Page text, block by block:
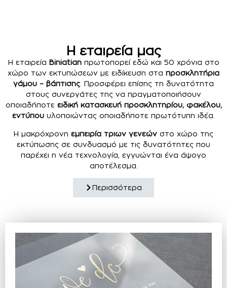
Η εταιρεία μας
Η εταιρεία Biniatianπρωτοπορεί εδώ και 50 χρόνια στο
χώρο των εκτυπώσεων με ειδίκευση στα προσκλητήρια
γάμου – βάπτισης . Προσφέρει επίσης τη δυνατότητα
στους συνεργάτες της να πραγματοποιήσουν
οποιαδήποτε ειδική κατασκευή προσκλητηρίου, φακέλου,
εντύπου υλοποιώντας οποιαδήποτε πρωτότυπη ιδέα.
Η μακρόχρονη εμπειρία τριων γενεών στο χώρο της
εκτύπωσης σε συνδυασμό με τις δυνατότητες που
παρέχει η νέα τεχνολογία, εγγυώνται ένα άψογο
αποτέλεσμα.
Περισσότερα